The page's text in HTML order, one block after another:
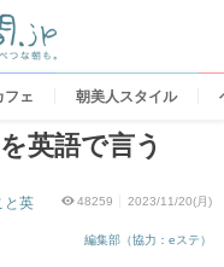
フェ 朝美人スタイル
英語で言う
48259 2023/11/20(月)
編集部（協力：eステ）
と英